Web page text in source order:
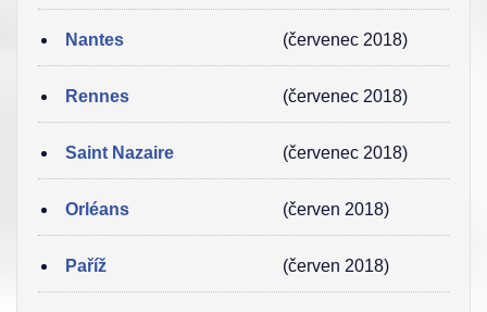
Nantes (červenec 2018)
Rennes (červenec 2018)
Saint Nazaire (červenec 2018)
Orléans (červen 2018)
Paříž (červen 2018)